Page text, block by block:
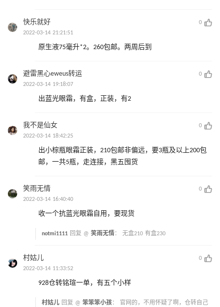
快乐就好
0
2022-03-14 21:21:51
原生液75毫升*2。260包邮。两周后到
避雷黑心eweus转运
0
2022-03-14 19:18:07
出蓝光眼霜，有盒，正装，有2
我不是仙女
0
2022-03-14 18:42:25
出小棕瓶眼霜正装，210包邮非偏远，要3瓶及以上200包
邮，一共5瓶，走连接，黑五囤货
笑雨无情
0
2022-03-14 16:40:40
收一个抗蓝光眼霜自用，要现货
notmi1111 回复 @ 笑雨无情： 无盒210 有盒230
村姑儿
0
2022-03-14 11:33:52
928仓转铭瑄一单，有五个小样
村姑儿 回复 @ 笨笨笨小孩 ：
官网的，不用怀疑了啊，仓转自己